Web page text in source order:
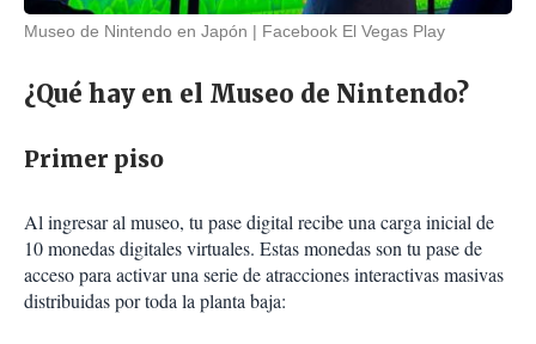
Museo de Nintendo en Japón Facebook El Vegas Play
¿Qué hay en el Museo de Nintendo?
Primer piso
Al ingresar al museo, tu pase digital recibe una carga inicial de
10 monedas digitales virtuales. Estas monedas son tu pase de
acceso para activar una serie de atracciones interactivas masivas
distribuidas por toda la planta baja: